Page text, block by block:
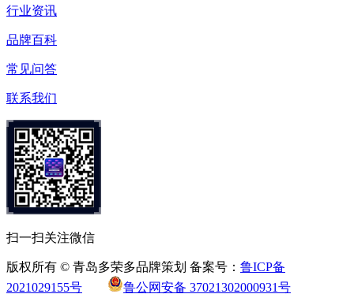
行业资讯
品牌百科
常见问答
联系我们
扫一扫关注微信
版权所有 © 青岛多荣多品牌策划 备案号： 鲁ICP备
2021029155号
鲁公网安备 37021302000931号